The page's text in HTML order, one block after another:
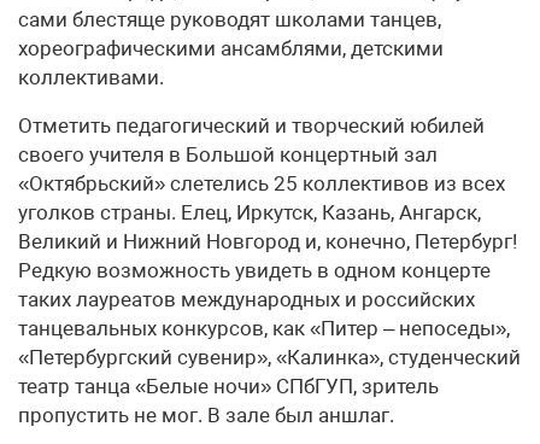
сами блестяще руководят школами танцев,
хореографическими ансамблями, детскими
коллективами.
Отметить педагогический и творческий юбилей
своего учителя в Большой концертный зал
«Октябрьский» слетелись 25 коллективов из всех
уголков страны. Елец, Иркутск, Казань, Ангарск,
Великий и Нижний Новгород и, конечно, Петербург!
Редкую возможность увидеть в одном концерте
таких лауреатов международных и российских
танцевальных конкурсов, как «Питер – непоседы»,
«Петербургский сувенир», «Калинка», студенческий
театр танца «Белые ночи» СПбГУП, зритель
пропустить не мог. В зале был аншлаг.